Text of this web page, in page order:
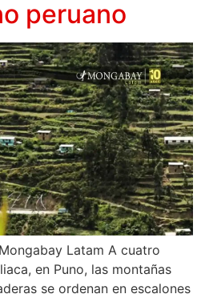
peruano
Latam A cuatro
en Puno, las montañas
se ordenan en escalones